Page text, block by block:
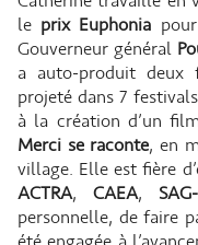
le prix Euphonia
Gouverneur général
a auto-produit deux
projeté dans 7
à la création d’un
Merci se raconte, en
village. Elle est fière
ACTRA, CAEA,
personnelle, de faire